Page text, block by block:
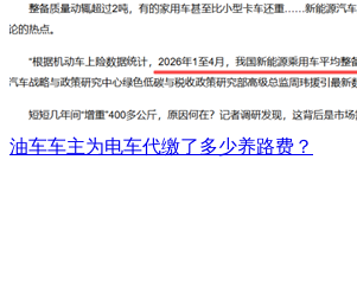
油车车主为电车代缴了多少养路费？